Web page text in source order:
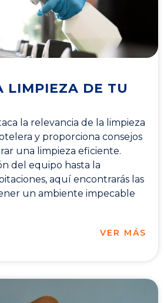
LIMPIEZA DE TU
la relevancia de la limpieza
y proporciona consejos
una limpieza eficiente.
del equipo hasta la
aquí encontrarás las
un ambiente impecable
VER MÁS